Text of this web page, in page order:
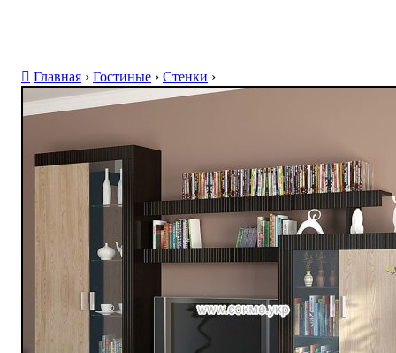
Главная › Гостиные › Стенки ›